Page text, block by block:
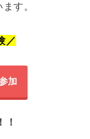
す。
／
加
！